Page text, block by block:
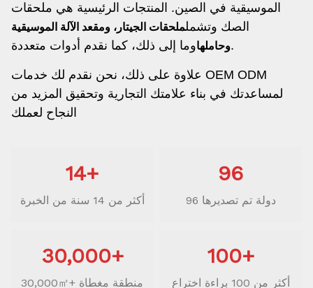
الموسيقية في الصين. المنتجات الرئيسية هي ملحقات
الصك وتشململحقات الجيتار، ومقعد الآلة الموسيقية
وحاملهاوما إلى ذلك، كما نقدم أدوات متعددة.
علاوة على ذلك، نحن نقدم لك خدمات OEM ODM
لمساعدتك في بناء علامتك التجارية وتحقيق المزيد من
النجاح لعملك
14+
أكثر من 14 سنة من الخبرة
96
96 دولة تم تصديرها
30,000+
30,000㎡+ منطقة مغطاة
100+
أكثر من 100 براءة اختراع